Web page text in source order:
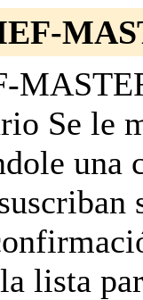
Se le
una
lista